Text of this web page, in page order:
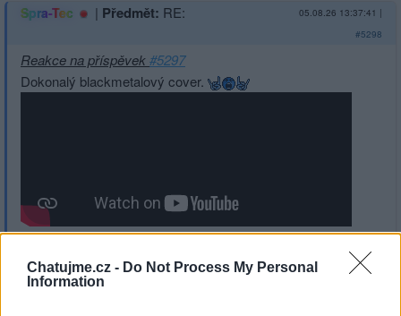
Chatujme.cz - Do Not Process My Personal
Information
Spra-Tec | Předmět: RE: 05.08.26 13:37:41 |
#5298
Reakce na příspěvek#5297
Dokonalý blackmetalový cover.